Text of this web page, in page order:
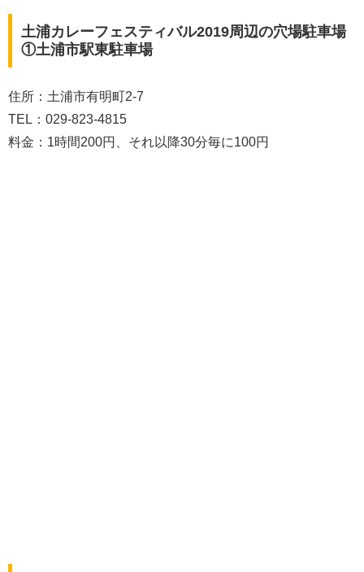
土浦カレーフェスティバル2019周辺の穴場駐車場
①土浦市駅東駐車場
住所：土浦市有明町2-7
TEL：029-823-4815
料金：1時間200円、それ以降30分毎に100円